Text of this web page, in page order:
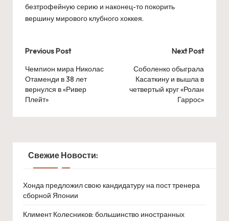
безтрофейную серию и наконец-то покорить
вершину мирового клубного хоккея.
Post
navigation
Previous Post
Чемпион мира Николас
Отаменди в 38 лет
вернулся в «Ривер
Плейт»
Next Post
Соболенко обыграла
Касаткину и вышла в
четвертый круг «Ролан
Гаррос»
Свежие Новости:
Хонда предложил свою кандидатуру на пост тренера
сборной Японии
Климент Колесников: большинство иностранных